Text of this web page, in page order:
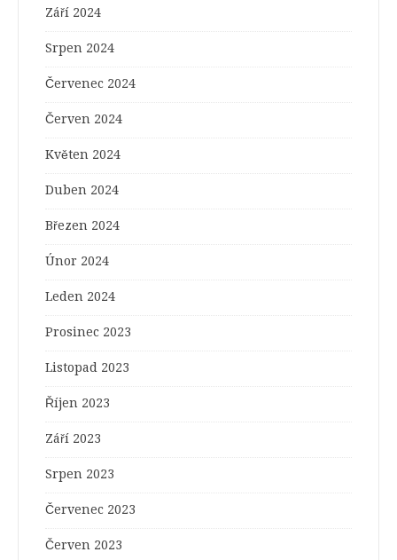
Září 2024
Srpen 2024
Červenec 2024
Červen 2024
Květen 2024
Duben 2024
Březen 2024
Únor 2024
Leden 2024
Prosinec 2023
Listopad 2023
Říjen 2023
Září 2023
Srpen 2023
Červenec 2023
Červen 2023